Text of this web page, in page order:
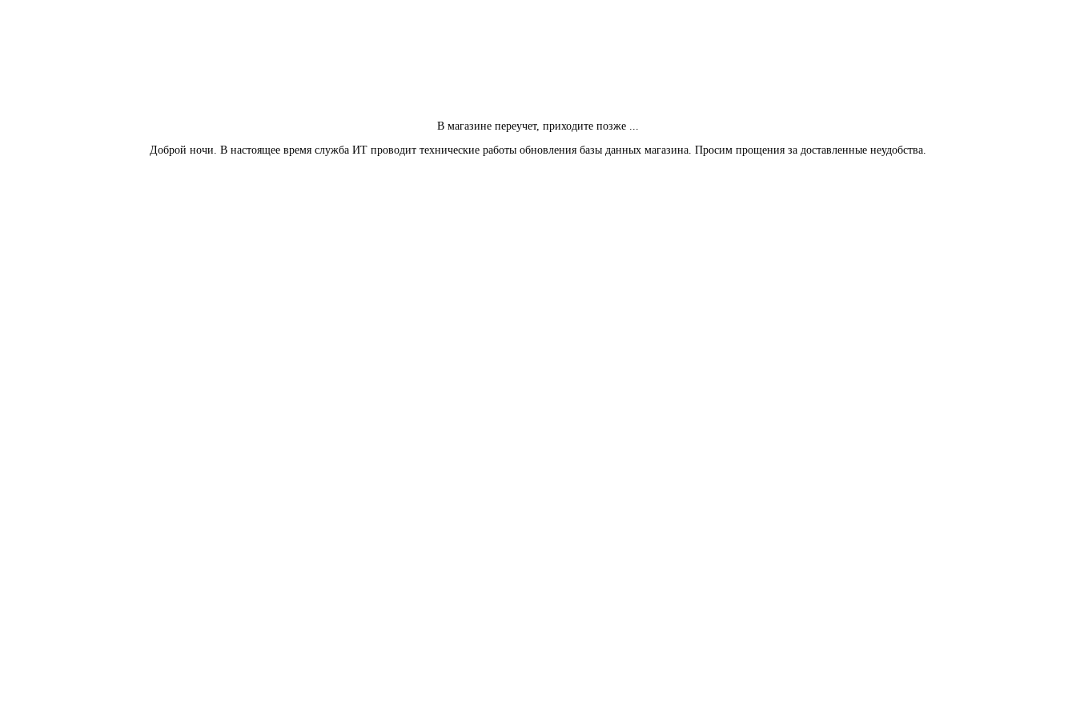
В магазине переучет, приходите позже ...
Доброй ночи. В настоящее время служба ИТ проводит технические работы обновления базы данных магазина. Просим прощения за доставленные неудобства.